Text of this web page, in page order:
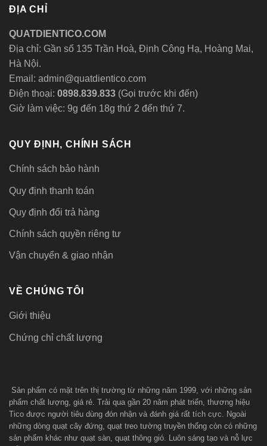
ĐỊA CHỈ
QUATDIENTICO.COM
Địa chỉ: Gần số 135 Trần Hoà, Định Công Hạ, Hoàng Mai,
Hà Nội.
Email: admin@quatdientico.com
Điện thoại: 0898.839.833 (Gọi trước khi đến)
Giờ làm việc: 9g đến 18g thứ 2 đến thứ 7.
QUY ĐỊNH, CHÍNH SÁCH
Chính sách bảo hành
Quy định thanh toán
Quy định đổi trả hàng
Chính sách quyền riêng tư
Vận chuyển & giao nhận
VỀ CHÚNG TÔI
Giới thiệu
Chứng chỉ chất lượng
Sản phẩm có mặt trên thị trường từ những năm 1999, với những sản
phẩm chất lượng, giá rẻ. Trải qua gần 20 năm phát triển, thương hiệu
Tico được người tiêu dùng đón nhận và đánh giá rất tích cực. Ngoài
những dòng quạt cây đứng, quạt treo tường truyền thống còn có những
sản phẩm khác như quạt sàn, quạt thông gió. Luôn sáng tạo và nỗ lực